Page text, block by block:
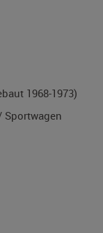
1968-1973)
Sportwagen